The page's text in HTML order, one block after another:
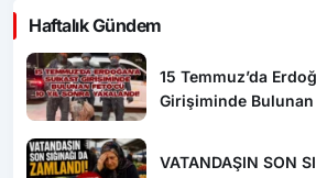
Haftalık Gündem
15 Temmuz’da
Girişiminde Bulunan
VATANDAŞIN SON